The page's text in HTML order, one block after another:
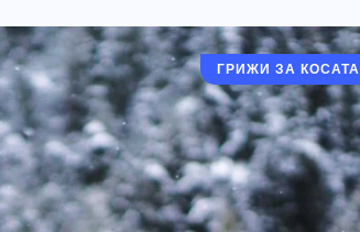
ГРИЖИ ЗА КОСАТА